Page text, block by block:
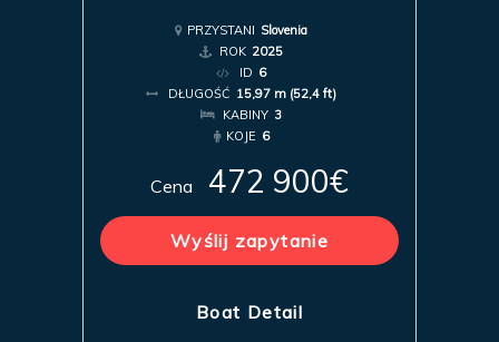
PRZYSTANI Slovenia
ROK 2025
ID 6
DŁUGOŚĆ 15,97 m (52,4 ft)
KABINY 3
KOJE 6
Cena 472 900€
Wyślij zapytanie
Boat Detail